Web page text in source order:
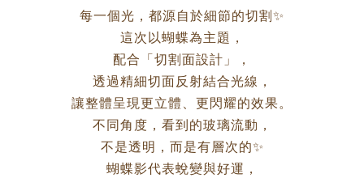
每一個光，都源自於細節的切割✨
這次以蝴蝶為主題，
配合「切割面設計」，
透過精細切面反射結合光線，
讓整體呈現更立體、更閃耀的效果。
不同角度，看到的玻璃流動，
不是透明，而是有層次的✨
蝴蝶影代表蛻變與好運，